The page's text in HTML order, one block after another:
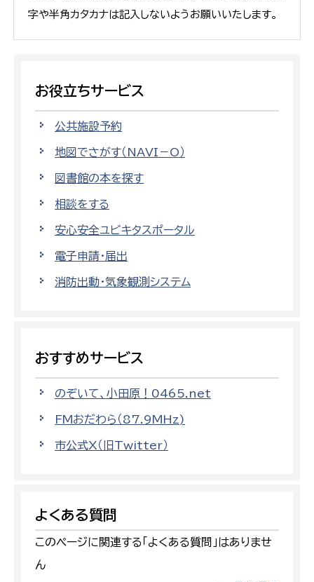
字や半角カタカナは記入しないようお願いいたします。
お役立ちサービス
公共施設予約
地図でさがす（NAVI－O）
図書館の本を探す
相談をする
安心安全ユビキタスポータル
電子申請・届出
消防出動・気象観測システム
おすすめサービス
のぞいて、小田原！0465.net
FMおだわら（87.9MHz)
市公式X（旧Twitter）
よくある質問
このページに関連する「よくある質問」はありませ
ん